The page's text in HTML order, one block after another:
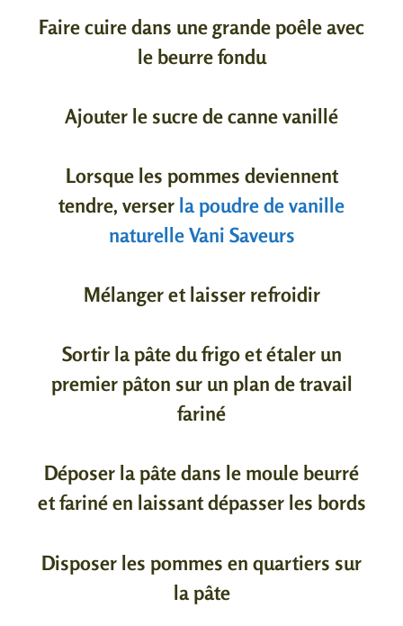
Faire cuire dans une grande poêle avec
le beurre fondu
Ajouter le sucre de canne vanillé
Lorsque les pommes deviennent
tendre, verser la poudre de vanille
naturelle Vani Saveurs
Mélanger et laisser refroidir
Sortir la pâte du frigo et étaler un
premier pâton sur un plan de travail
fariné
Déposer la pâte dans le moule beurré
et fariné en laissant dépasser les bords
Disposer les pommes en quartiers sur
la pâte